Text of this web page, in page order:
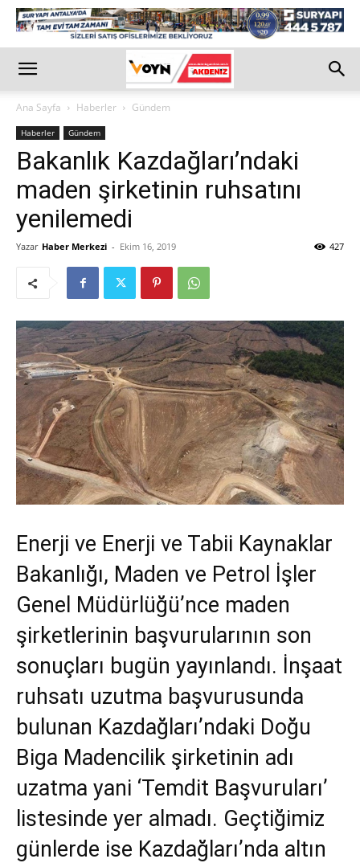
Ana Sayfa Haberler Gündem
Haberler Gündem
Bakanlık Kazdağları’ndaki
maden şirketinin ruhsatını
yenilemedi
Yazar Haber Merkezi - Ekim 16, 2019 427
Enerji ve Enerji ve Tabii Kaynaklar
Bakanlığı, Maden ve Petrol İşler
Genel Müdürlüğü’nce maden
şirketlerinin başvurularının son
sonuçları bugün yayınlandı. İnşaat
ruhsatı uzutma başvurusunda
bulunan Kazdağları’ndaki Doğu
Biga Madencilik şirketinin adı
uzatma yani ‘Temdit Başvuruları’
listesinde yer almadı. Geçtiğimiz
günlerde ise Kazdağları’nda altın